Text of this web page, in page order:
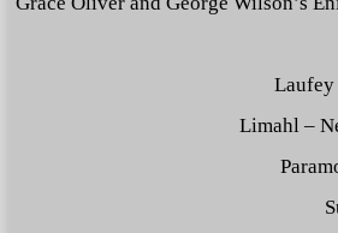
Laufey
Limahl –